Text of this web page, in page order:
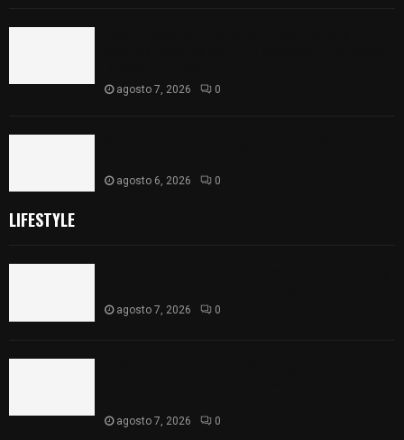
agosto 7, 2026 0
agosto 6, 2026 0
LIFESTYLE
agosto 7, 2026 0
agosto 7, 2026 0